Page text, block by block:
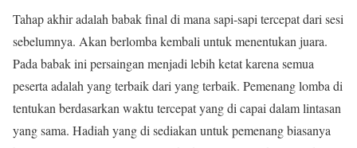
Tahap akhir adalah babak final di mana sapi-sapi tercepat dari sesi
sebelumnya. Akan berlomba kembali untuk menentukan juara.
Pada babak ini persaingan menjadi lebih ketat karena semua
peserta adalah yang terbaik dari yang terbaik. Pemenang lomba di
tentukan berdasarkan waktu tercepat yang di capai dalam lintasan
yang sama. Hadiah yang di sediakan untuk pemenang biasanya